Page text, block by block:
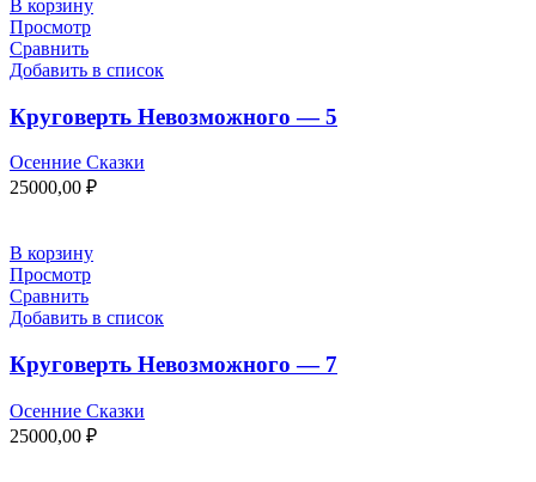
В корзину
Просмотр
Сравнить
Добавить в список
Круговерть Невозможного — 5
Осенние Сказки
25000,00 ₽
В корзину
Просмотр
Сравнить
Добавить в список
Круговерть Невозможного — 7
Осенние Сказки
25000,00 ₽